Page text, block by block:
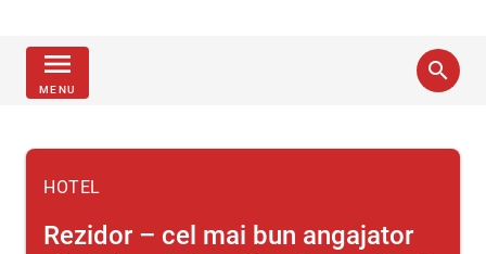
menu
MENU
search
HOTEL
Rezidor – cel mai bun angajator